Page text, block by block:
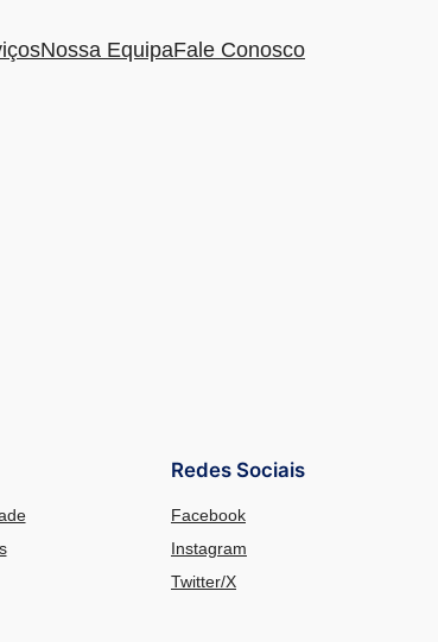
Nossa EquipaFale Conosco
Redes Sociais
Facebook
Instagram
Twitter/X